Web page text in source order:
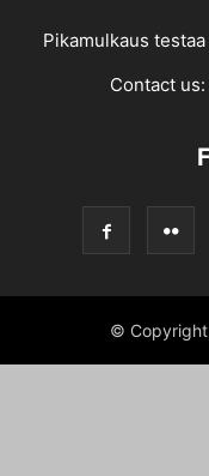
Pikamulkaus
Contact us:
© Copyright